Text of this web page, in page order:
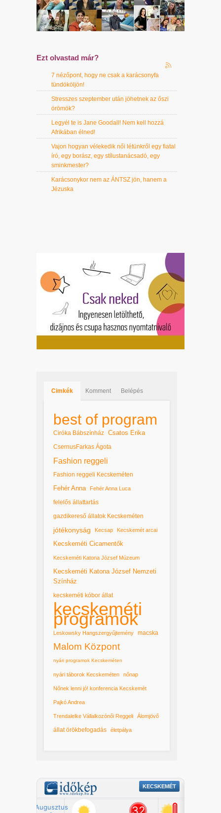
Ezt olvastad már?
7 nézőpont, hogy ne csak a karácsonyfa
tündököljön!
Stresszes szeptember után jöhetnek az őszi
örömök?
Legyél te is Jane Goodall! Nem kell hozzá
Afrikában élned!
Vajon hogyan vélekedik női létünkről egy fiatal
író, egy borász, egy stílustanácsadó, egy
sminkmester?
Karácsonykor nem az ÁNTSZ jön, hanem a
Jézuska
Cimkék Komment Belépés
best of program
Ciróka Bábszínház Csatos Erika
CsernusFarkas Ágota
Fashion reggeli
Fashion reggeli Kecskeméten
Fehér Anna Fehér Anna Luca
felelős állattartás
gazdikereső állatok Kecskeméten
jótékonyság Kecsap Kecskemét arcai
Kecskeméti Cicamentők
Kecskeméti Katona József Múzeum
Kecskeméti Katona József Nemzeti
Színház
kecskeméti kóbor állat
kecskeméti
programok
Leskowsky Hangszergyűjtemény macska
Malom Központ
nyári programok Kecskeméten
nyári táborok Kecskeméten nőnap
Nőnek lenni jó! konferencia Kecskemét
Pajkó Andrea
Trendalelke Vállalkozónői Reggeli Álomjövő
állat örökbefogadás életpálya